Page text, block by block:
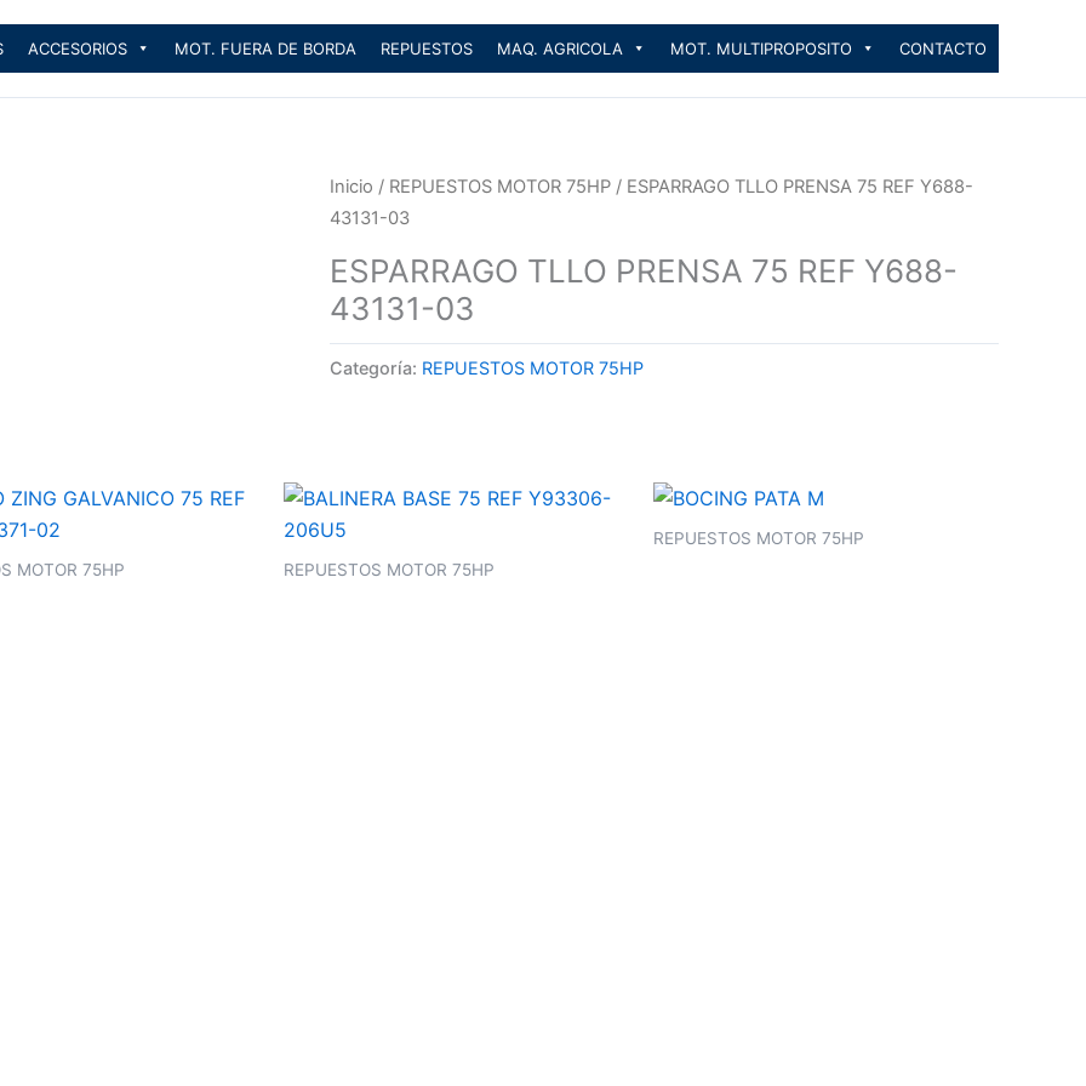
ACCESORIOS MOT. FUERA DE BORDA REPUESTOS MAQ. AGRICOLA MOT. MULTIPROPOSITO CONTACTO
Inicio / REPUESTOS MOTOR 75HP / ESPARRAGO TLLO PRENSA 75 REF Y688-
43131-03
ESPARRAGO TLLO PRENSA 75 REF Y688-
43131-03
Categoría: REPUESTOS MOTOR 75HP
MOTOR 75HP REPUESTOS MOTOR 75HP
REPUESTOS MOTOR 75HP